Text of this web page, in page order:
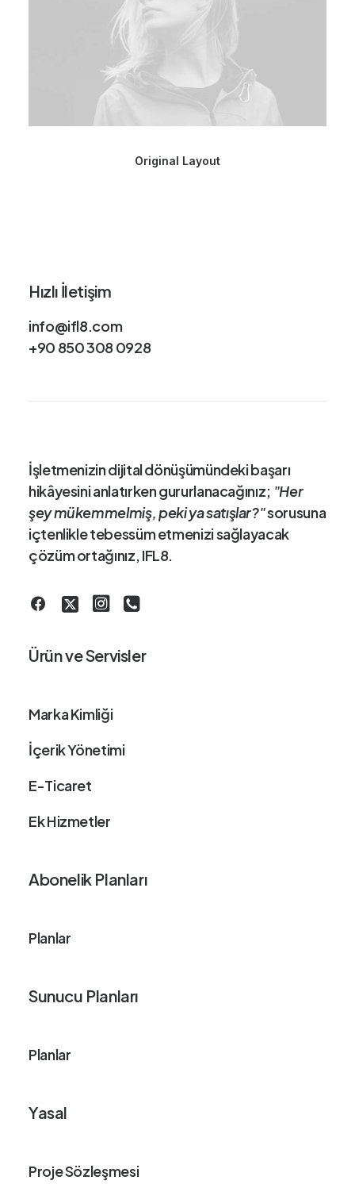
Original Layout
Hızlı İletişim
info@ifl8.com
+90 850 308 0928
İşletmenizin dijital dönüşümündekibaşarı
hikâyesini anlatırken gururlanacağınız; "Her
şey mükemmelmiş, peki ya satışlar?"sorusuna
içtenlikle tebessüm etmenizi sağlayacak
çözüm ortağınız, IFL8.
Ürün ve Servisler
Marka Kimliği
İçerik Yönetimi
E-Ticaret
Ek Hizmetler
Abonelik Planları
Planlar
Sunucu Planları
Planlar
Yasal
Proje Sözleşmesi